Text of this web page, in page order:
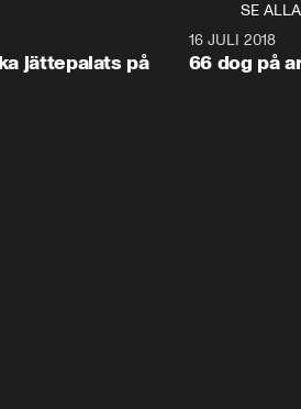
SE ALLA
jättepalats på
16 JULI 2018
66 dog på